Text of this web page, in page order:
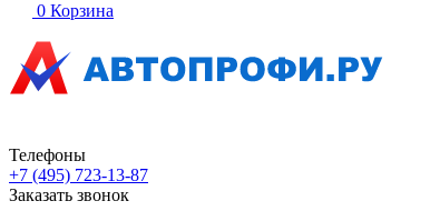
0 Корзина
Телефоны
+7 (495) 723-13-87
Заказать звонок